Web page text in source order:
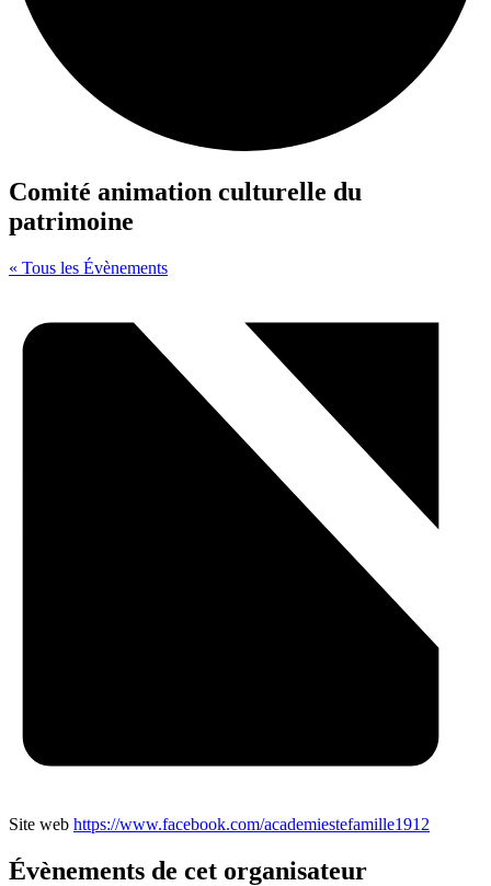
Comité animation culturelle du
patrimoine
« Tous les Évènements
Site web https://www.facebook.com/academiestefamille1912
Évènements de cet organisateur